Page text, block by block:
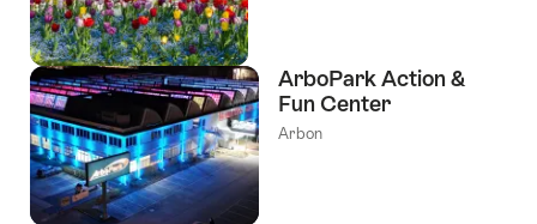
ArboPark Action &
Fun Center
Arbon